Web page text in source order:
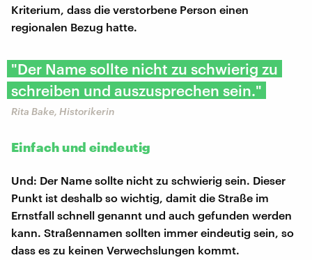
Kriterium, dass die verstorbene Person einen
regionalen Bezug hatte.
"Der Name sollte nicht zu schwierig zu
schreiben und auszusprechen sein."
Rita Bake, Historikerin
Einfach und eindeutig
Und: Der Name sollte nicht zu schwierig sein. Dieser
Punkt ist deshalb so wichtig, damit die Straße im
Ernstfall schnell genannt und auch gefunden werden
kann. Straßennamen sollten immer eindeutig sein, so
dass es zu keinen Verwechslungen kommt.